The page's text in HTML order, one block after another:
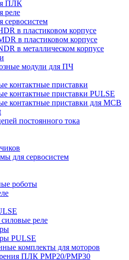
ПЛК
реле
сервосистем
в пластиковом корпусе
в пластиковом корпусе
в металлическом корпусе
модули для ПЧ
контактные приставки
контактные приставки PULSE
контактные приставки для MCB
постоянного тока
для сервосистем
роботы
реле
PULSE
комплекты для моторов
ПЛК PMP20/PMP30